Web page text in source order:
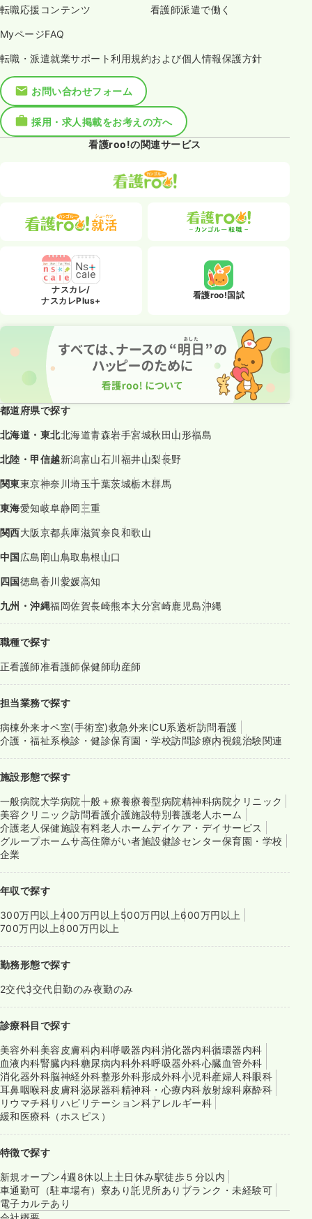
転職応援コンテンツ 看護師派遣で働く
MyページFAQ
転職・派遣就業サポート利用規約および個人情報保護方針
お問い合わせフォーム
採用・求人掲載をお考えの方へ
看護roo!の関連サービス
ナスカレ/
ナスカレPlus+
看護roo!国試
都道府県で探す
北海道・東北北海道青森岩手宮城秋田山形福島
北陸・甲信越新潟富山石川福井山梨長野
関東東京神奈川埼玉千葉茨城栃木群馬
東海愛知岐阜静岡三重
関西大阪京都兵庫滋賀奈良和歌山
中国広島岡山鳥取島根山口
四国徳島香川愛媛高知
九州・沖縄福岡佐賀長崎熊本大分宮崎鹿児島沖縄
職種で探す
正看護師准看護師保健師助産師
担当業務で探す
病棟外来オペ室(手術室)救急外来ICU系透析訪問看護
介護・福祉系検診・健診保育園・学校訪問診療内視鏡治験関連
施設形態で探す
一般病院大学病院一般＋療養療養型病院精神科病院クリニック
美容クリニック訪問看護介護施設特別養護老人ホーム
介護老人保健施設有料老人ホームデイケア・デイサービス
グループホームサ高住障がい者施設健診センター保育園・学校
企業
年収で探す
300万円以上400万円以上 500万円以上600万円以上
700万円以上800万円以上
勤務形態で探す
2交代3交代日勤のみ夜勤のみ
診療科目で探す
美容外科美容皮膚科内科呼吸器内科消化器内科循環器内科
血液内科腎臓内科糖尿病内科外科呼吸器外科心臓血管外科
消化器外科脳神経外科整形外科形成外科小児科産婦人科眼科
耳鼻咽喉科皮膚科泌尿器科精神科・心療内科放射線科麻酔科
リウマチ科リハビリテーション科アレルギー科
緩和医療科（ホスピス）
特徴で探す
新規オープン4週8休以上 土日休み駅徒歩５分以内
車通勤可（駐車場有） 寮あり託児所あり ブランク・未経験可
電子カルテあり